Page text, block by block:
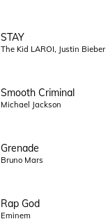
STAY
The Kid LAROI, Justin Bieber
Smooth Criminal
Michael Jackson
Grenade
Bruno Mars
Rap God
Eminem